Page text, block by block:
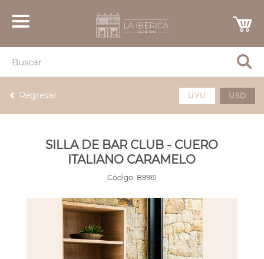
Regresar UYU USD
SILLA DE BAR CLUB - CUERO
ITALIANO CARAMELO
Código: B9961